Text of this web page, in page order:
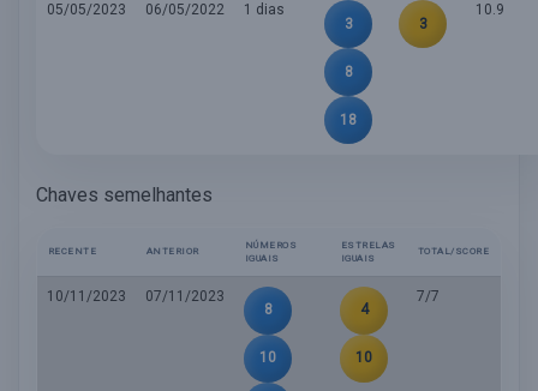
05/05/2023 06/05/2022
1 dias
3
8
18
3
10.9
Chaves semelhantes
RECENTE ANTERIOR
NÚMEROS
IGUAIS
ESTRELAS
IGUAIS
TOTAL/SCORE
10/11/2023
07/11/2023
8
10
4
10
7/7